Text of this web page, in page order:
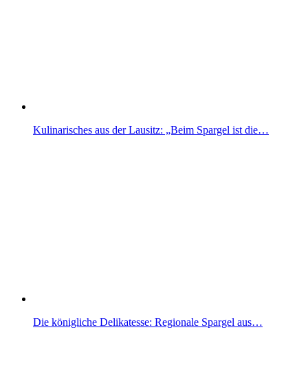
Kulinarisches aus der Lausitz: „Beim Spargel ist die…
Die königliche Delikatesse: Regionale Spargel aus…